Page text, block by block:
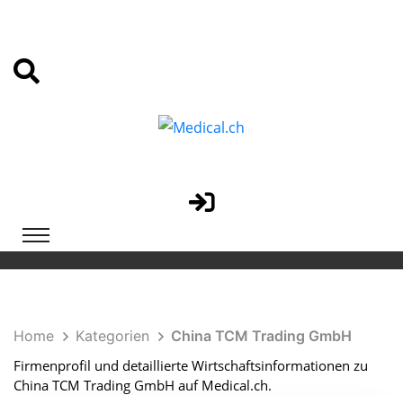
Home Kategorien
China TCM Trading GmbH
Firmenprofil und detaillierte Wirtschaftsinformationen zu
China TCM Trading GmbH auf Medical.ch.